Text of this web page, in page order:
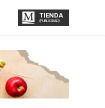
TIENDA
(PUBLICIDAD)